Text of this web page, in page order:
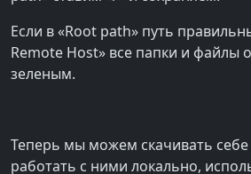
Если в «Root path» путь
Remote Host» все папки и файлы
зеленым.
Теперь мы можем скачивать
работать с ними локально,